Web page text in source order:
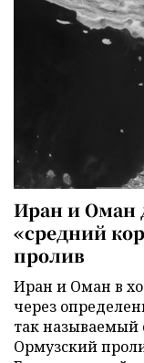
Иран и Оман
«средний
пролив
Иран и Оман в
через
так называемый
Ормузский